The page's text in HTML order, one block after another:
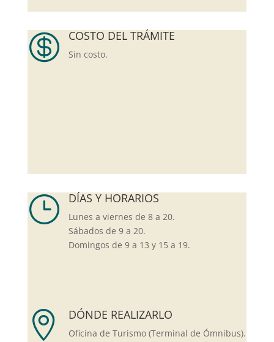
 COSTO DEL TRÁMITE
Sin costo.
} DÍAS Y HORARIOS
Lunes a viernes de 8 a 20.
Sábados de 9 a 20.
Domingos de 9 a 13 y 15 a 19.
 DÓNDE REALIZARLO
Oficina de Turismo (Terminal de Ómnibus).